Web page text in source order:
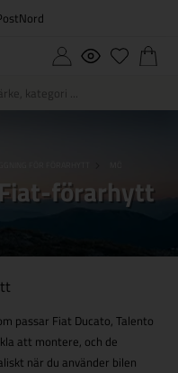
förarhytt
passar Fiat Ducato, Talento
att montere, och de
när du använder bilen